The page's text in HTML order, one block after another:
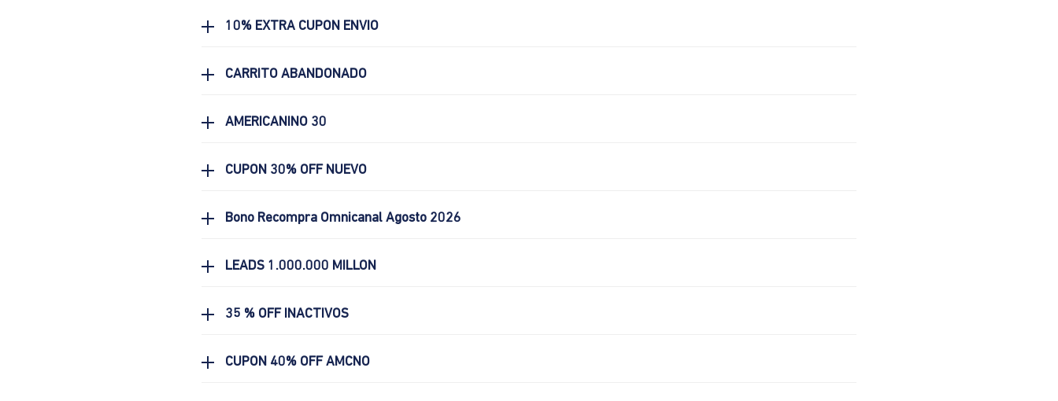
10% EXTRA CUPON ENVIO
CARRITO ABANDONADO
AMERICANINO 30
CUPON 30% OFF NUEVO
Bono Recompra Omnicanal Agosto 2026
LEADS 1.000.000 MILLON
35 % OFF INACTIVOS
CUPON 40% OFF AMCNO